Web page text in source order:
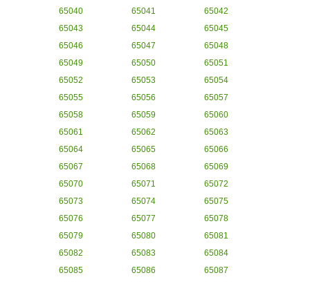
65040
65041
65042
65043
65044
65045
65046
65047
65048
65049
65050
65051
65052
65053
65054
65055
65056
65057
65058
65059
65060
65061
65062
65063
65064
65065
65066
65067
65068
65069
65070
65071
65072
65073
65074
65075
65076
65077
65078
65079
65080
65081
65082
65083
65084
65085
65086
65087